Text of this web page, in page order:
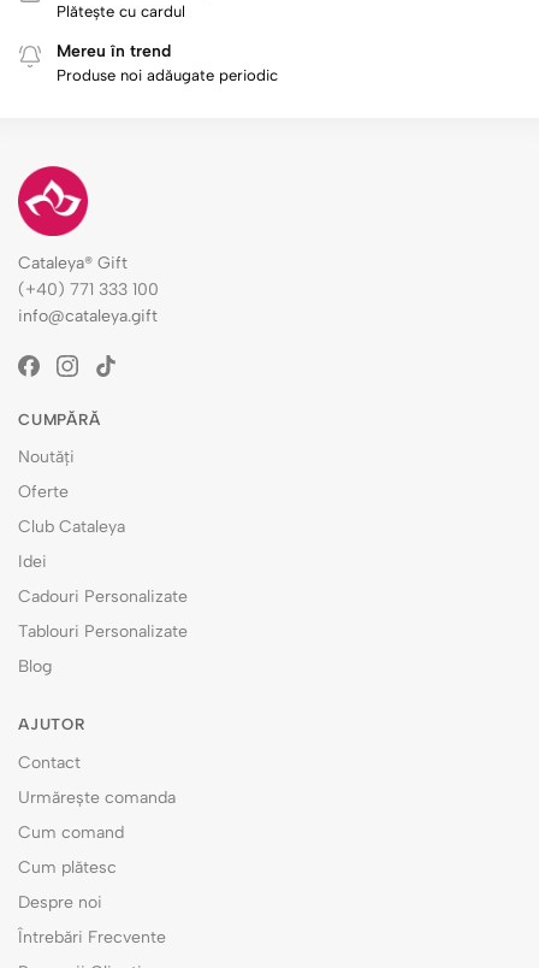
Plătește cu cardul
Mereu în trend
Produse noi adăugate periodic
Cataleya® Gift
(+40) 771 333 100
info@cataleya.gift
CUMPĂRĂ
Noutăți
Oferte
Club Cataleya
Idei
Cadouri Personalizate
Tablouri Personalizate
Blog
AJUTOR
Contact
Urmărește comanda
Cum comand
Cum plătesc
Despre noi
Întrebări Frecvente